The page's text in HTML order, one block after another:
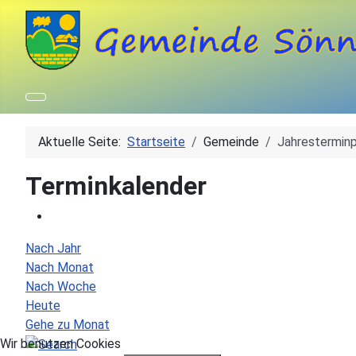
Aktuelle Seite: Startseite Gemeinde
Terminkalender
Nach Jahr
Nach Monat
Nach Woche
Heute
Gehe zu Monat
Wir benutzen Cookies